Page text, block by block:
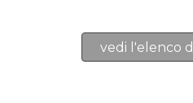
vedi l'elenco